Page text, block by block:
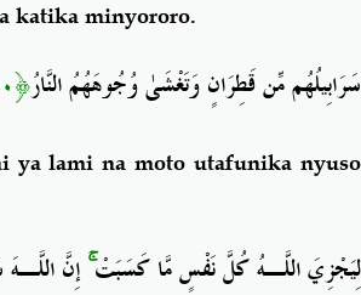
katika minyororo.
سَرَابِيلُهُم مِّن قَطِرَانٍ وَتَغْشَىٰ وُجُوهَهُمُ النَّارُ﴿٥٠﴾
ya lami na moto utafunika nyuso
لِيَجْزِيَ اللَّـهُ كُلَّ نَفْسٍ مَّا كَسَبَتْۚإِنَّ